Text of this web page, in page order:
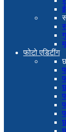
फोटो एडिटींग